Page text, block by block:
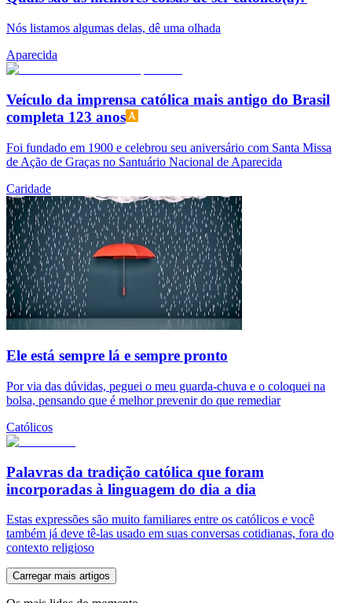
Nós listamos algumas delas, dê uma olhada
Aparecida
Veículo da imprensa católica mais antigo do Brasil
completa 123 anos
Foi fundado em 1900 e celebrou seu aniversário com Santa Missa
de Ação de Graças no Santuário Nacional de Aparecida
Caridade
Ele está sempre lá e sempre pronto
Por via das dúvidas, peguei o meu guarda-chuva e o coloquei na
bolsa, pensando que é melhor prevenir do que remediar
Católicos
Palavras da tradição católica que foram
incorporadas à linguagem do dia a dia
Estas expressões são muito familiares entre os católicos e você
também já deve tê-las usado em suas conversas cotidianas, fora do
contexto religioso
Carregar mais artigos